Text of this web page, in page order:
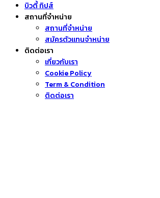
บิวตี้ ทิปส์
สถานที่จำหน่าย
สถานที่จำหน่าย
สมัครตัวแทนจำหน่าย
ติดต่อเรา
เกี่ยวกับเรา
Cookie Policy
Term & Condition
ติดต่อเรา